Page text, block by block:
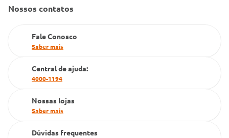
Dúvidas Frequentes
Cartão Grupo Conde
Televendas
Nossos contatos
Fale Conosco
Saber mais
Central de ajuda:
4000-1194
Nossas lojas
Saber mais
Dúvidas frequentes